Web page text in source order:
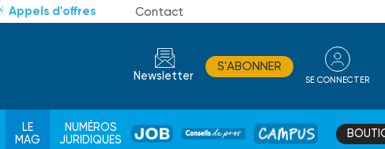
Appels d'offres Contact
Newsletter
S'ABONNER
SE CONNECTER
LE
MAG
NUMÉROS
JURIDIQUES
JOB
DE
CAMPUS